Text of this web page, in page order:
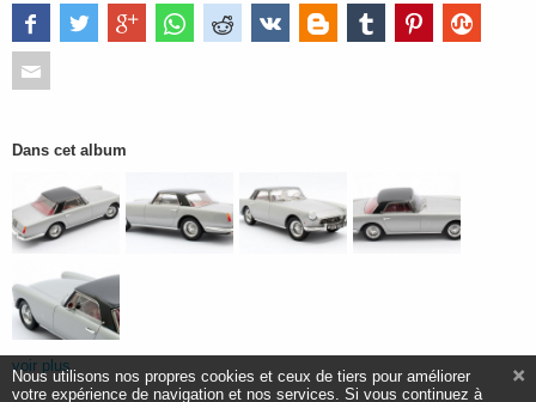
Dans cet album
voir plus
Nous utilisons nos propres cookies et ceux de tiers pour améliorer
votre expérience de navigation et nos services. Si vous continuez à